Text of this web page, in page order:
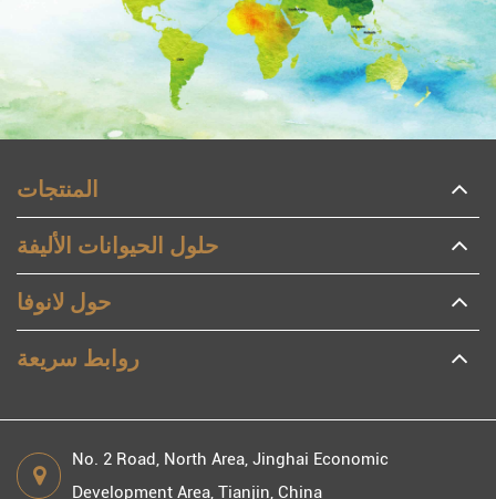
المنتجات
حلول الحيوانات الأليفة
حول لانوفا
روابط سريعة
No. 2 Road, North Area, Jinghai Economic
Development Area, Tianjin, China